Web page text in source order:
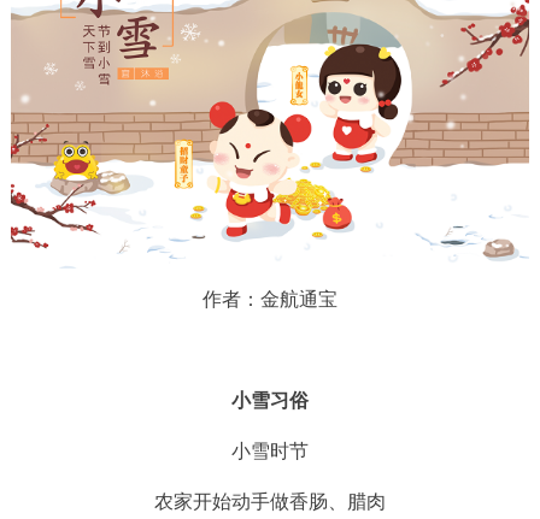
作者：金航通宝
小雪习俗
小雪时节
农家开始动手做香肠、腊肉